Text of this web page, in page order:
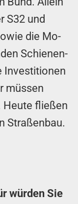
S32 und
die Mo­
Schien­en­
In­vest­ition­en
müssen
Heute fließen
Straßenbau.
würden Sie